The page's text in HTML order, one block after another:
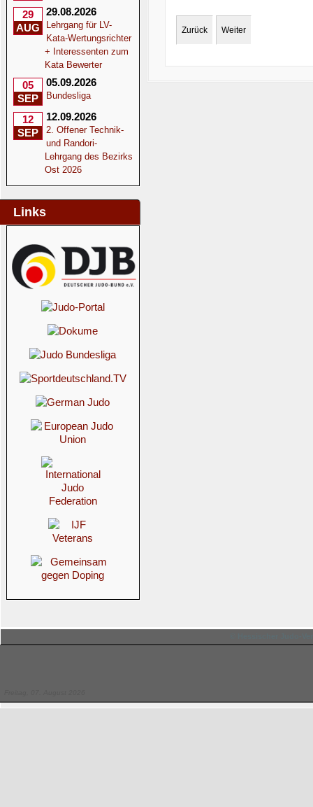
29
AUG
29.08.2026
Lehrgang für LV-
Kata-Wertungsrichter
+ Interessenten zum
Kata Bewerter
05
SEP
05.09.2026
Bundesliga
12
SEP
12.09.2026
2. Offener Technik-
und Randori-
Lehrgang des Bezirks
Ost 2026
Links
Zurück Weiter